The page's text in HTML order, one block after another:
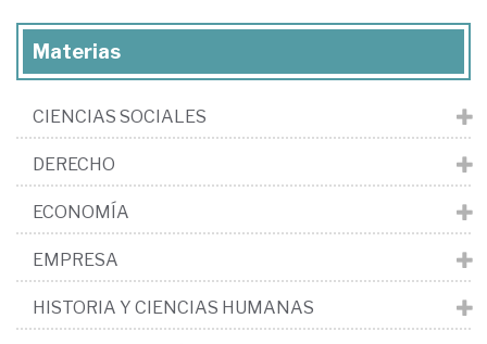
Materias
CIENCIAS SOCIALES
DERECHO
ECONOMÍA
EMPRESA
HISTORIA Y CIENCIAS HUMANAS